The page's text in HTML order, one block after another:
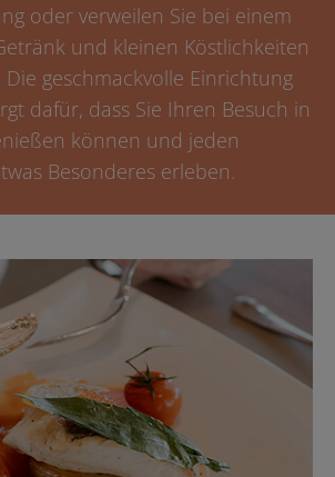
oder verweilen Sie bei einem
und kleinen Köstlichkeiten
geschmackvolle Einrichtung
dafür, dass Sie Ihren Besuch in
können und jeden
Besonderes erleben.